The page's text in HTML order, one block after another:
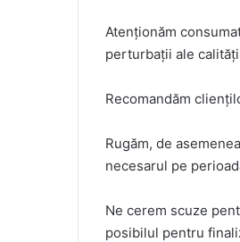
Atenționăm
perturbații ale
Recomandăm
Rugăm, de
necesarul pe
Ne cerem scuze
posibilul pentru